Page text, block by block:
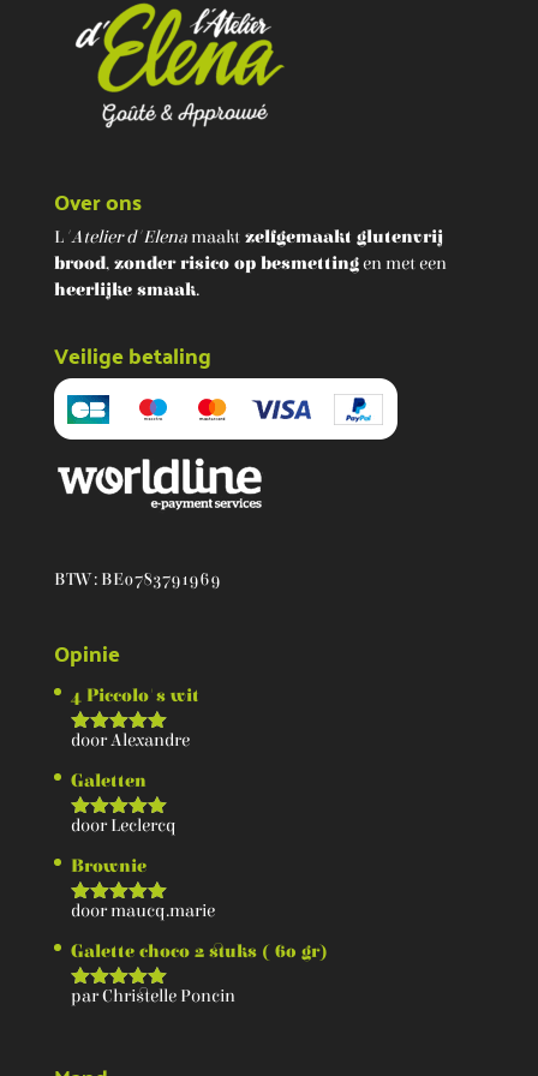
Over ons
L'Atelier d'Elenamaaktzelfgemaakt glutenvrij
brood, zonder risico op besmettingen met een
heerlijke smaak.
Veilige betaling
BTW : BE0783791969
Opinie
4 Piccolo's wit
Score5
door Alexandre
Galetten
Score5
door Leclercq
Brownie
Score5
door maucq.marie
Galette choco 2 stuks ( 60 gr)
Score5
par Christelle Poncin